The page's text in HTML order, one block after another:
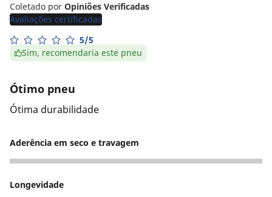
Coletado por Opiniões Verificadas
Avaliações certificadas
5/5
Sim, recomendaria este pneu
Ótimo pneu
Ótima durabilidade
Aderência em seco e travagem
5
Longevidade